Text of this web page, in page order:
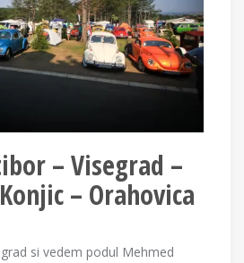
– Visegrad –
– Orahovica
si vedem podul Mehmed